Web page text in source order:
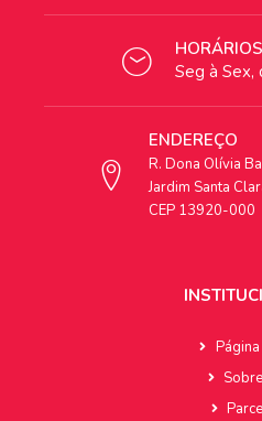
HORÁRIOS
Seg à Sex,
ENDEREÇO
R. Dona Olívia
Jardim Santa
CEP 13920-000